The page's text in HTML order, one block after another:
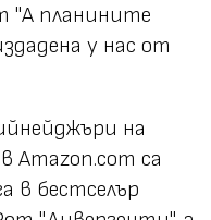
"А планините
у нас от
на
Amazon.com са
в бестселър